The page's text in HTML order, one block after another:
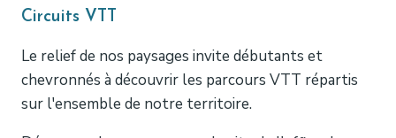
Circuits VTT
Le relief de nos paysages invite débutants et
chevronnés à découvrir les parcours VTT répartis
sur l'ensemble de notre territoire.